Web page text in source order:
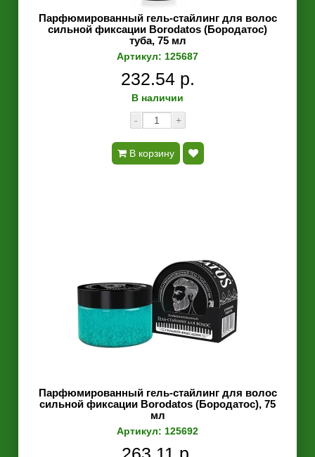
Парфюмированный гель-стайлинг для волос
сильной фиксации Borodatos (Бородатос)
туба, 75 мл
Артикул: 125687
232.54 р.
В наличии
-
+
В корзину
Парфюмированный гель-стайлинг для волос
сильной фиксации Borodatos (Бородатос), 75
мл
Артикул: 125692